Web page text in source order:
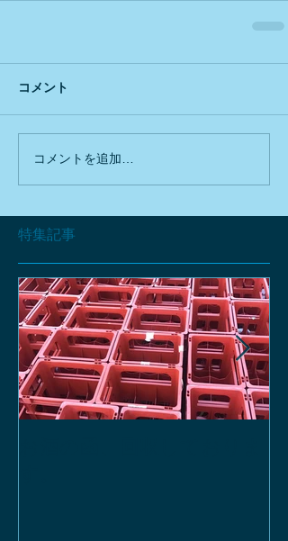
特集記事
コメント
コメントを追加…